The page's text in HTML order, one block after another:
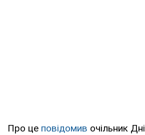
Про це повідомив очільник